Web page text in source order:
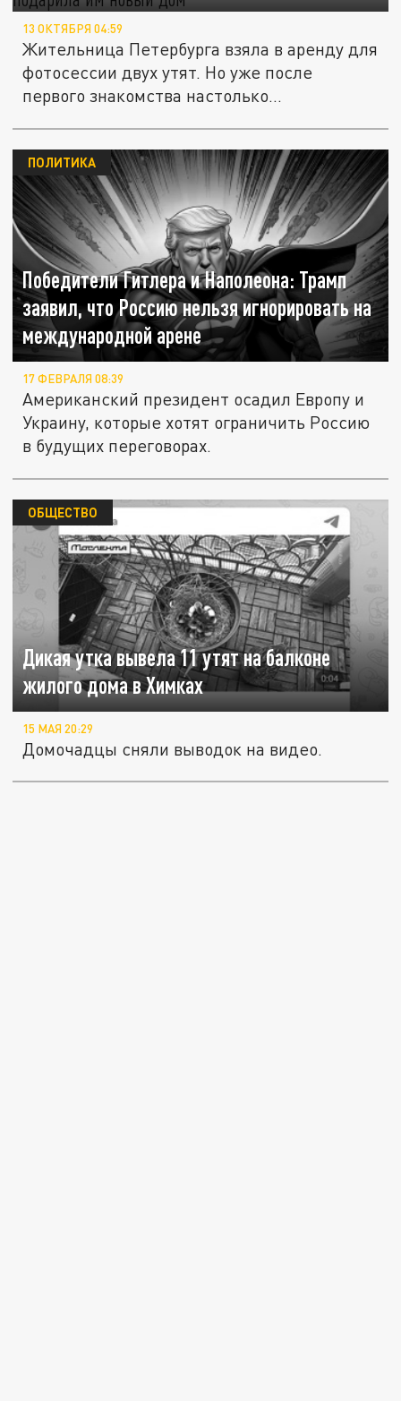
13 ОКТЯБРЯ 04:59
Жительница Петербурга взяла в аренду для
фотосессии двух утят. Но уже после
первого знакомства настолько...
Победители Гитлера и Наполеона: Трамп
заявил, что Россию нельзя игнорировать на
международной арене
ПОЛИТИКА
17 ФЕВРАЛЯ 08:39
Американский президент осадил Европу и
Украину, которые хотят ограничить Россию
в будущих переговорах.
Дикая утка вывела 11 утят на балконе
жилого дома в Химках
ОБЩЕСТВО
15 МАЯ 20:29
Домочадцы сняли выводок на видео.